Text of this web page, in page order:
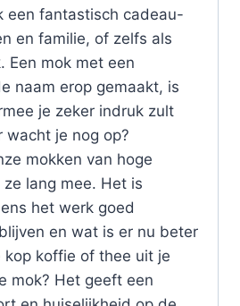
een fantastisch cadeau-
en familie, of zelfs als
Een mok met een
naam erop gemaakt, is
je zeker indruk zult
wacht je nog op?
mokken van hoge
lang mee. Het is
het werk goed
en wat is er nu beter
kop koffie of thee uit je
mok? Het geeft een